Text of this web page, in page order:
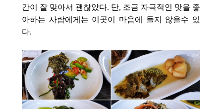
간이 잘 맞아서 괜찮았다. 단, 조금 자극적인 맛을 좋
아하는 사람에게는 이곳이 마음에 들지 않을수 있
다.